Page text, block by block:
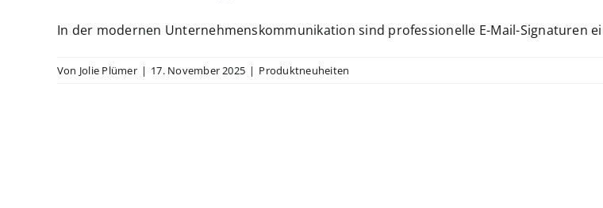
In der modernen Unternehmenskommunikation sind professionelle E-Mail-Signaturen
Von Jolie Plümer | 17. November 2025 | Produktneuheiten